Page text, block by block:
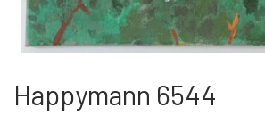
Happymann 6544